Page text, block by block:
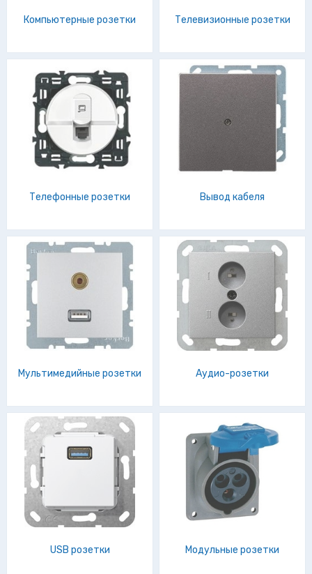
Компьютерные розетки Телевизионные розетки
Телефонные розетки Вывод кабеля
Мультимедийные розетки Аудио-розетки
USB розетки Модульные розетки